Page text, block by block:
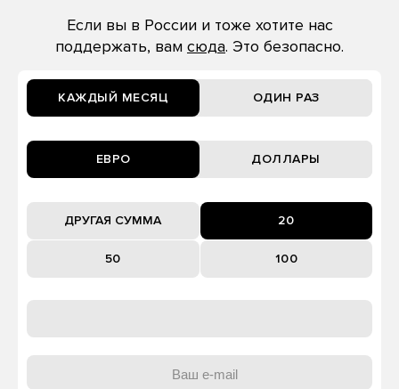
Если вы в России и тоже хотите нас
поддержать, вам сюда. Это безопасно.
КАЖДЫЙ МЕСЯЦ ОДИН РАЗ
ЕВРО ДОЛЛАРЫ
20
50 100